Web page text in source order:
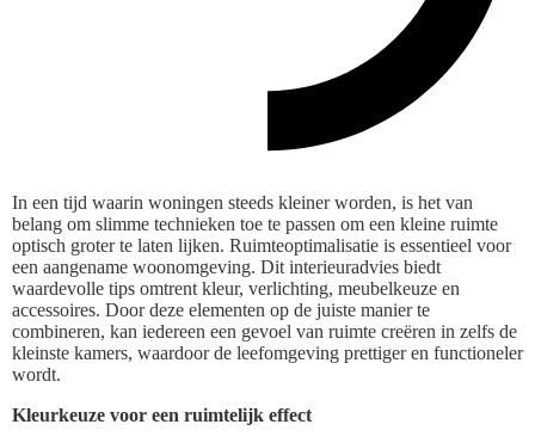
In een tijd waarin woningen steeds kleiner worden, is het van
belang om slimme technieken toe te passen om een kleine ruimte
optisch groter te laten lijken. Ruimteoptimalisatie is essentieel voor
een aangename woonomgeving. Dit interieuradvies biedt
waardevolle tips omtrent kleur, verlichting, meubelkeuze en
accessoires. Door deze elementen op de juiste manier te
combineren, kan iedereen een gevoel van ruimte creëren in zelfs de
kleinste kamers, waardoor de leefomgeving prettiger en functioneler
wordt.
Kleurkeuze voor een ruimtelijk effect